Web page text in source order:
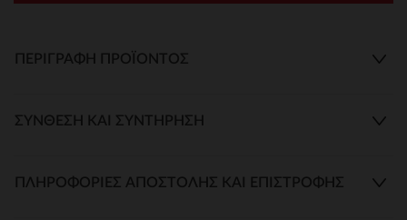
ΠΕΡΙΓΡΑΦΉ ΠΡΟΪΌΝΤΟΣ
ΣΎΝΘΕΣΗ ΚΑΙ ΣΥΝΤΉΡΗΣΗ
ΠΛΗΡΟΦΟΡΊΕΣ ΑΠΟΣΤΟΛΉΣ ΚΑΙ ΕΠΙΣΤΡΟΦΉΣ